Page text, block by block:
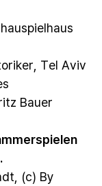
Tel Aviv
Bauer
(c) By